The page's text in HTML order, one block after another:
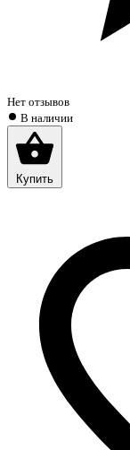
Нет отзывов
В наличии
Купить